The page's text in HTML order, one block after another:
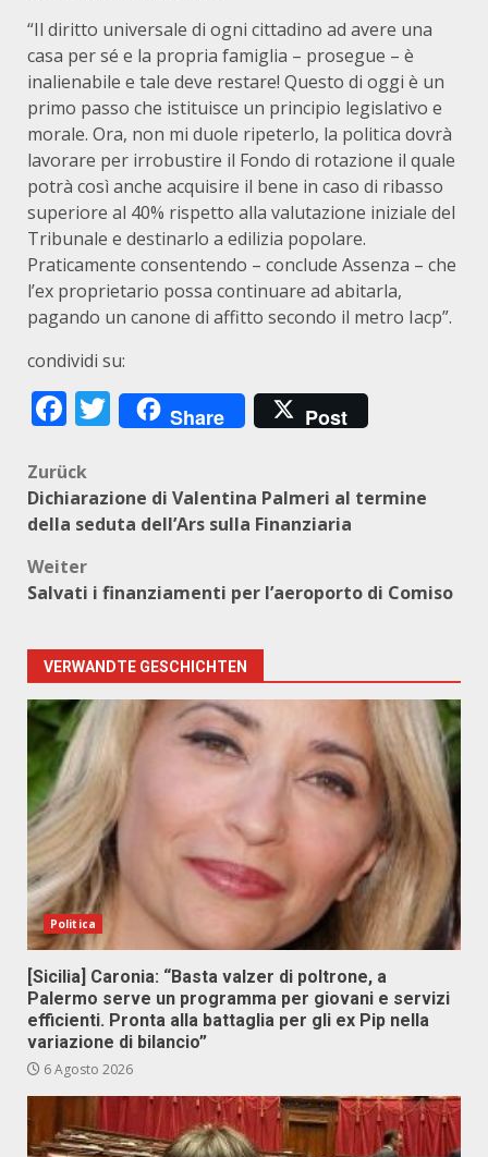
“Il diritto universale di ogni cittadino ad avere una
casa per sé e la propria famiglia – prosegue – è
inalienabile e tale deve restare! Questo di oggi è un
primo passo che istituisce un principio legislativo e
morale. Ora, non mi duole ripeterlo, la politica dovrà
lavorare per irrobustire il Fondo di rotazione il quale
potrà così anche acquisire il bene in caso di ribasso
superiore al 40% rispetto alla valutazione iniziale del
Tribunale e destinarlo a edilizia popolare.
Praticamente consentendo – conclude Assenza – che
l’ex proprietario possa continuare ad abitarla,
pagando un canone di affitto secondo il metro Iacp”.
condividi su:
Facebook
Twitter
Share Post
Beitragsnavigation
Zurück
Dichiarazione di Valentina Palmeri al termine
della seduta dell’Ars sulla Finanziaria
Weiter
Salvati i finanziamenti per l’aeroporto di Comiso
VERWANDTE GESCHICHTEN
Politica
[Sicilia] Caronia: “Basta valzer di poltrone, a
Palermo serve un programma per giovani e servizi
efficienti. Pronta alla battaglia per gli ex Pip nella
variazione di bilancio”
6 Agosto 2026